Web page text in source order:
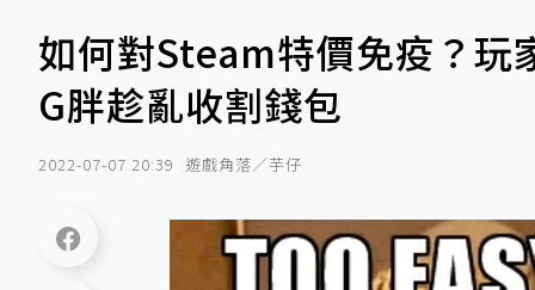
如何對Steam特價免疫？玩
G胖趁亂收割錢包
2022-07-07 20:39 遊戲角落／芋仔